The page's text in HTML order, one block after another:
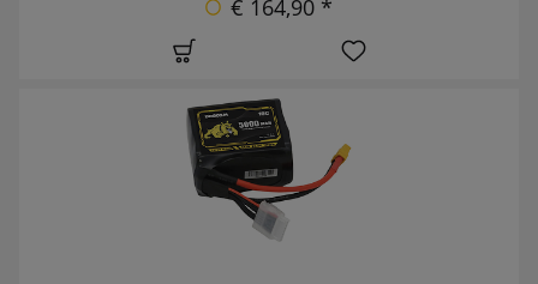
€ 164,90 *